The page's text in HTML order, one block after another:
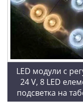
LED модули с
24 V, 8 LED
подсветка на